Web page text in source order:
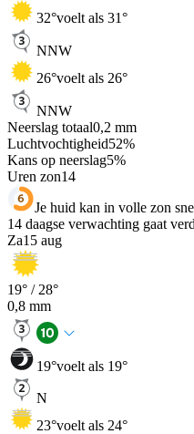
32°voelt als 31°
NNW
26°voelt als 26°
NNW
Neerslag totaal0,2 mm
Luchtvochtigheid52%
Kans op neerslag5%
Uren zon14
Je huid kan in volle zon
14 daagse verwachting gaat
Za15 aug
19° / 28°
0,8 mm
19°voelt als 19°
N
23°voelt als 24°